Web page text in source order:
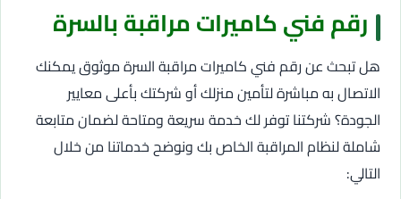
رقم فني كاميرات مراقبة بالسرة
هل تبحث عن رقم فني كاميرات مراقبة السرة موثوق يمكنك
الاتصال به مباشرة لتأمين منزلك أو شركتك بأعلى معايير
الجودة؟ شركتنا توفر لك خدمة سريعة ومتاحة لضمان متابعة
شاملة لنظام المراقبة الخاص بك ونوضح خدماتنا من خلال
التالي: